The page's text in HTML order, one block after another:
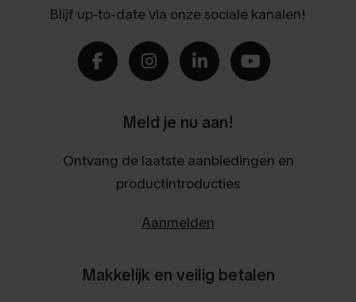
Blijf up-to-date via onze sociale kanalen!
Meld je nu aan!
Ontvang de laatste aanbiedingen en
productintroducties
Aanmelden
Makkelijk en veilig betalen